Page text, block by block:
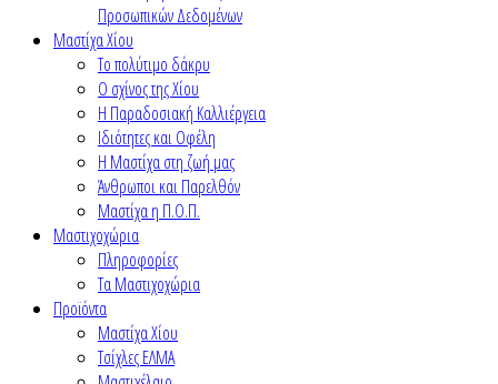
Προσωπικών Δεδομένων
Μαστίχα Χίου
Το πολύτιμο δάκρυ
Ο σχίνος της Χίου
Η Παραδοσιακή Καλλιέργεια
Ιδιότητες και Οφέλη
Η Μαστίχα στη ζωή μας
Άνθρωποι και Παρελθόν
Μαστίχα η Π.Ο.Π.
Μαστιχοχώρια
Πληροφορίες
Τα Μαστιχοχώρια
Προϊόντα
Μαστίχα Χίου
Τσίχλες ΕΛΜΑ